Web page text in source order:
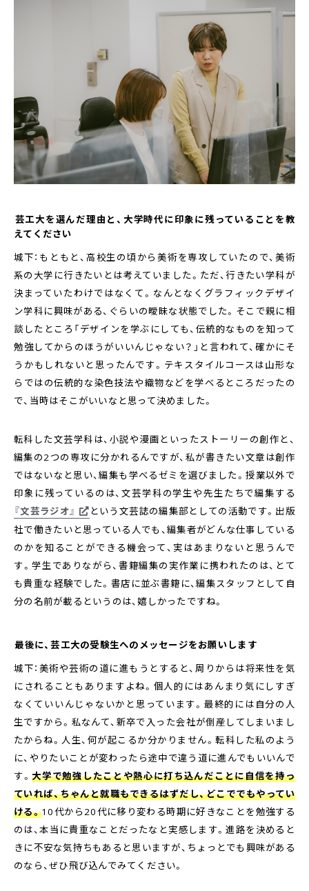
――芸工大を選んだ理由と、大学時代に印象に残っていることを教
えてください
城下：もともと、高校生の頃から美術を専攻していたので、美術
系の大学に行きたいとは考えていました。ただ、行きたい学科が
決まっていたわけではなくて。なんとなくグラフィックデザイ
ン学科に興味がある、ぐらいの曖昧な状態でした。そこで親に相
談したところ「デザインを学ぶにしても、伝統的なものを知って
勉強してからのほうがいいんじゃない？」と言われて、確かにそ
うかもしれないと思ったんです。テキスタイルコースは山形な
らではの伝統的な染色技法や織物などを学べるところだったの
で、当時はそこがいいなと思って決めました。
転科した文芸学科は、小説や漫画といったストーリーの創作と、
編集の2つの専攻に分かれるんですが、私が書きたい文章は創作
ではないなと思い、編集も学べるゼミを選びました。授業以外で
印象に残っているのは、文芸学科の学生や先生たちで編集する
『文芸ラジオ』
という文芸誌の編集部としての活動です。出版
社で働きたいと思っている人でも、編集者がどんな仕事している
のかを知ることができる機会って、実はあまりないと思うんで
す。学生でありながら、書籍編集の実作業に携われたのは、とて
も貴重な経験でした。書店に並ぶ書籍に、編集スタッフとして自
分の名前が載るというのは、嬉しかったですね。
――最後に、芸工大の受験生へのメッセージをお願いします
城下：美術や芸術の道に進もうとすると、周りからは将来性を気
にされることもありますよね。個人的にはあんまり気にしすぎ
なくていいんじゃないかと思っています。最終的には自分の人
生ですから。私なんて、新卒で入った会社が倒産してしまいまし
たからね。人生、何が起こるか分かりません。転科した私のよう
に、やりたいことが変わったら途中で違う道に進んでもいいんで
す。大学で勉強したことや熱心に打ち込んだことに自信を持っ
ていれば、ちゃんと就職もできるはずだし、どこででもやってい
ける。10代から20代に移り変わる時期に好きなことを勉強する
のは、本当に貴重なことだったなと実感します。進路を決めると
きに不安な気持ちもあると思いますが、ちょっとでも興味がある
のなら、ぜひ飛び込んでみてください。